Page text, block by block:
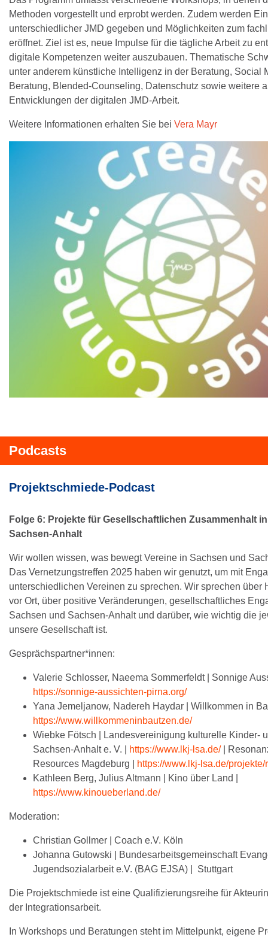
Methoden vorgestellt und erprobt werden. Zudem werden
unterschiedlicher JMD gegeben und Möglichkeiten zum
eröffnet. Ziel ist es, neue Impulse für die tägliche Arbeit zu
digitale Kompetenzen weiter auszubauen. Thematische
unter anderem künstliche Intelligenz in der Beratung, Social
Beratung, Blended-Counseling, Datenschutz sowie weitere
Entwicklungen der digitalen JMD-Arbeit.
Weitere Informationen erhalten Sie bei Vera Mayr
Podcasts
Projektschmiede-Podcast
Folge 6: Projekte für Gesellschaftlichen Zusammenhalt
Sachsen-Anhalt
Wir wollen wissen, was bewegt Vereine in Sachsen und
Das Vernetzungstreffen 2025 haben wir genutzt, um mit
unterschiedlichen Vereinen zu sprechen. Wir sprechen über
vor Ort, über positive Veränderungen, gesellschaftliches
Sachsen und Sachsen-Anhalt und darüber, wie wichtig die
unsere Gesellschaft ist.
Gesprächspartner*innen:
Valerie Schlosser, Naeema Sommerfeldt | Sonnige
https://sonnige-aussichten-pirna.org/
Yana Jemeljanow, Nadereh Haydar | Willkommen in
https://www.willkommeninbautzen.de/
Wiebke Fötsch | Landesvereinigung kulturelle Kinder-
Sachsen-Anhalt e. V. |
https://www.lkj-lsa.de/|
Resources Magdeburg |
https://www.lkj-lsa.de/
Kathleen Berg, Julius Altmann | Kino über Land |
https://www.kinoueberland.de/
Moderation:
Christian Gollmer | Coach e.V. Köln
Johanna Gutowski | Bundesarbeitsgemeinschaft
Jugendsozialarbeit e.V. (BAG EJSA) | Stuttgart
Die Projektschmiede ist eine Qualifizierungsreihe für
der Integrationsarbeit.
In Workshops und Beratungen steht im Mittelpunkt, eigene